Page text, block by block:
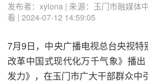
发布者：xylona | 来源：玉门市融媒体
看 | 2024-07-12 14:59:05
7月9日，中央广播电视总台央视
改革中国式现代化万千气象》播出
发力》，在玉门市广大干部群众中